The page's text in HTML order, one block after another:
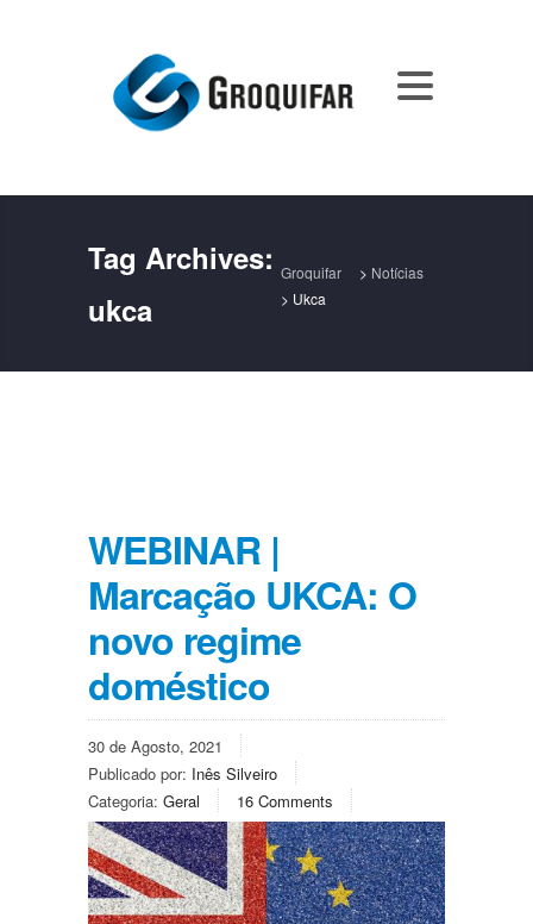
Tag Archives:
ukca
Groquifar > Notícias
> Ukca
WEBINAR |
Marcação UKCA: O
novo regime
doméstico
30 de Agosto, 2021
Publicado por: Inês Silveiro
Categoria: Geral 16 Comments